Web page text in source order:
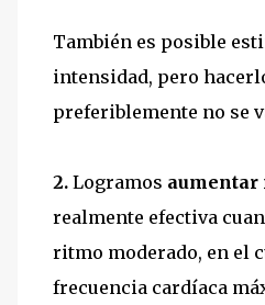
También es posible
intensidad, pero
preferiblemente no se
2. Logramos aumentar
realmente efectiva
ritmo moderado, en el
frecuencia cardíaca